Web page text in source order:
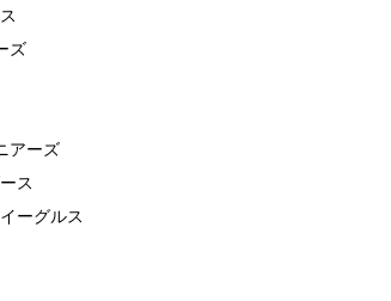
ズ
アーズ
ス
ーグルス